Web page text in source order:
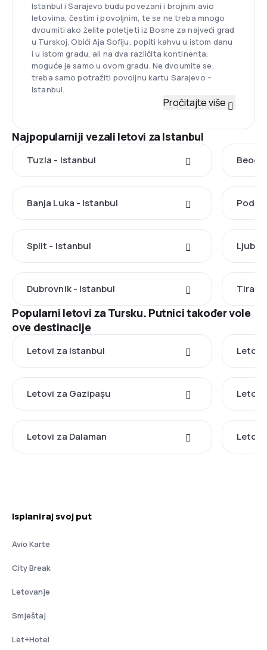
Istanbul i Sarajevo budu povezani i brojnim avio
letovima, čestim i povoljnim, te se ne treba mnogo
dvoumiti ako želite poletjeti iz Bosne za najveći grad
u Turskoj. Obići Aja Sofiju, popiti kahvu u istom danu
i u istom gradu, ali na dva različita kontinenta,
moguće je samo u ovom gradu. Ne dvoumite se,
treba samo potražiti povoljnu kartu Sarajevo –
Istanbul.
Pročitajte više
Najpopularniji vezali letovi za Istanbul
Tuzla - Istanbul
Banja Luka - Istanbul
Split - Istanbul
Dubrovnik - Istanbul
Popularni letovi za Tursku. Putnici također vole
ove destinacije
Letovi za Istanbul Letovi
Letovi za Gazipaşu Letovi
Letovi za Dalaman Letovi
Isplaniraj svoj put
Avio Karte
City Break
Letovanje
Smještaj
Let+Hotel